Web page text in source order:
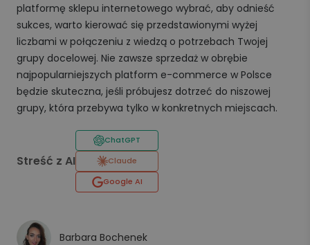
platformę sklepu internetowego wybrać, aby odnieść
sukces, warto kierować się przedstawionymi wyżej
liczbami w połączeniu z wiedzą o potrzebach Twojej
grupy docelowej. Nie zawsze sprzedaż w obrębie
najpopularniejszych platform e-commerce w Polsce
będzie skuteczna, jeśli próbujesz dotrzeć do niszowej
grupy, która przebywa tylko w konkretnych miejscach.
Streść z AI
ChatGPT
Claude
Google AI
Barbara Bochenek